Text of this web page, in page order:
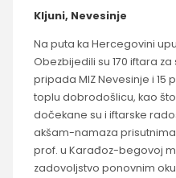
Kljuni, Nevesinje
Na puta ka Hercegovini
Obezbijedili su 170 iftara
pripada MIZ Nevesinje i 15
toplu dobrodošlicu, kao
dočekane su i iftarske
akšam-namaza prisutnima
prof. u Karađoz-begovoj
zadovoljstvo ponovnim